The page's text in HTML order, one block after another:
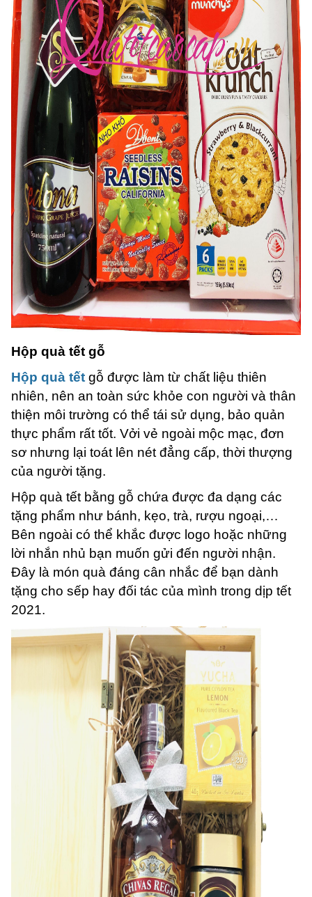
Hộp quà tết gỗ
Hộp quà tết gỗ được làm từ chất liệu thiên
nhiên, nên an toàn sức khỏe con người và thân
thiện môi trường có thể tái sử dụng, bảo quản
thực phẩm rất tốt. Vởi vẻ ngoài mộc mạc, đơn
sơ nhưng lại toát lên nét đẳng cấp, thời thượng
của người tặng.
Hộp quà tết bằng gỗ chứa được đa dạng các
tặng phẩm như bánh, kẹo, trà, rượu ngoại,…
Bên ngoài có thể khắc được logo hoặc những
lời nhắn nhủ bạn muốn gửi đến người nhận.
Đây là món quà đáng cân nhắc để bạn dành
tặng cho sếp hay đối tác của mình trong dịp tết
2021.